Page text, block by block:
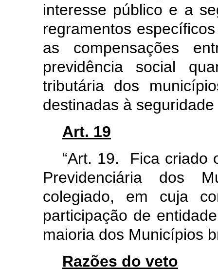
interesse público e a
regramentos
as compensações
previdência social
tributária dos
destinadas à seguridade
Art. 19
“Art. 19. Fica criado
Previdenciária dos
colegiado, em cuja
participação de
maioria dos Municípios
Razões do veto